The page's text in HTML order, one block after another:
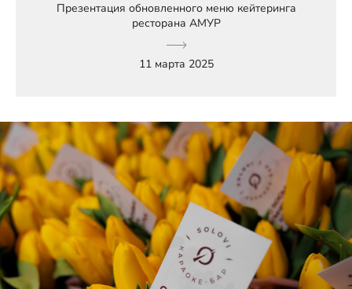
Презентация обновленного меню кейтеринга
ресторана АМУР
11 марта 2025